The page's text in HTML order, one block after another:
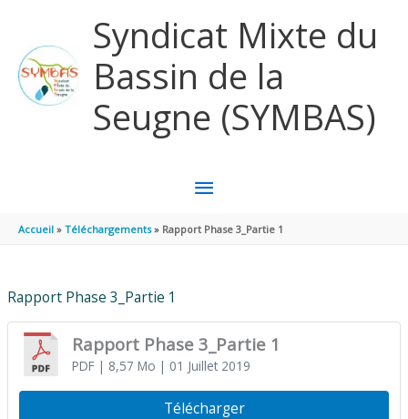
Syndicat Mixte du
Bassin de la
Seugne (SYMBAS)
MENU
PRINCIPAL
Accueil Téléchargements Rapport Phase 3_Partie 1
Rapport Phase 3_Partie 1
Rapport Phase 3_Partie 1
PDF| 8,57 Mo | 01 Juillet 2019
Télécharger